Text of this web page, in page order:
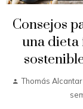
Consejos
una
Thomás